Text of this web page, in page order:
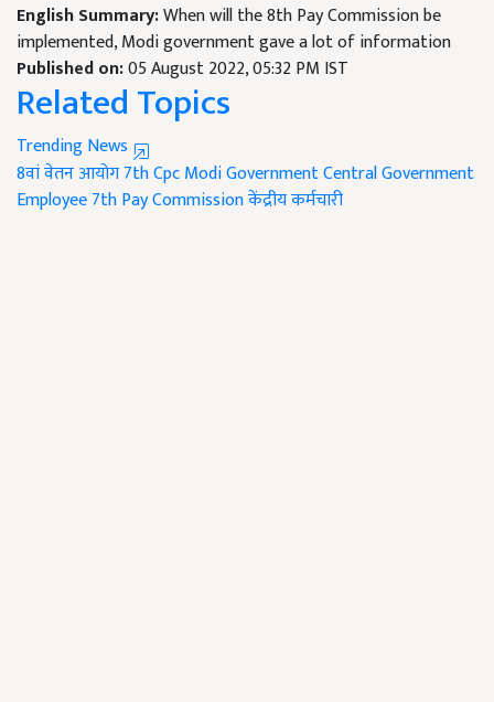
English Summary:When will the 8th Pay Commission be
implemented, Modi government gave a lot of information
Published on:05 August 2022, 05:32 PM IST
Related Topics
Trending News
8वां वेतन आयोग7th Cpc Modi GovernmentCentral Government
Employee7th Pay Commissionकेंद्रीय कर्मचारी